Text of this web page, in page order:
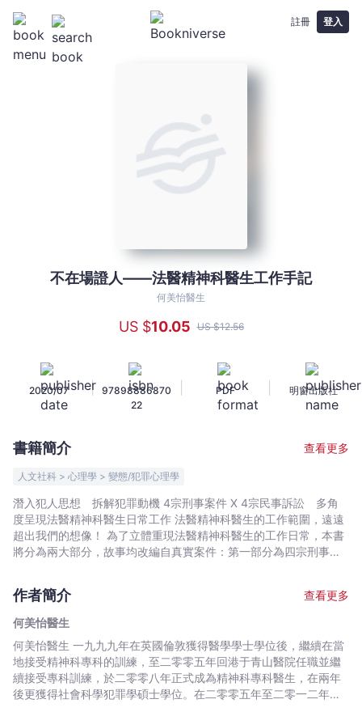
註冊 登入
神
科
生
工
作
記
何
美
怡
醫
不在場證人——法醫精神科醫生工作手記
何美怡醫生
US $10.05 US $12.56
2020/07 |
97898886870
22
PDF 明窗出版社
書籍簡介 查看更多
人文社科 > 心理學 > 變態/犯罪心理學
潛入犯人思想 拆解犯罪動機 4宗刑事案件 X 4宗民事訴訟 多角
度呈現法醫精神科醫生日常工作 法醫精神科醫生的工作範圍，遠遠
超出我們的想像！ 為了立體重現法醫精神科醫生的工作日常，本書
將分為兩大部分，故事均改編自真實案件：第一部分為四宗刑事案
作者簡介
查看更多
何美怡醫生
何美怡醫生 一九九九年在英國倫敦獲得醫學學士學位後，繼續在當
地接受精神科專科的訓練，至二零零五年回港于青山醫院任職並繼
續接受專科訓練，於二零零八年正式成為精神科專科醫生，在兩年
後更獲得社會科學犯罪學碩士學位。在二零零五年至二零一二年八